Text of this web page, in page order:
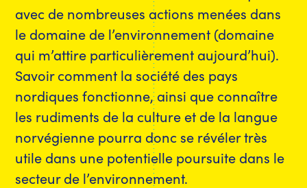
avec de nombreuses actions menées dans
le domaine de l’environnement (domaine
qui m’attire particulièrement aujourd’hui).
Savoir comment la société des pays
nordiques fonctionne, ainsi que connaître
les rudiments de la culture et de la langue
norvégienne pourra donc se révéler très
utile dans une potentielle poursuite dans le
secteur de l’environnement.